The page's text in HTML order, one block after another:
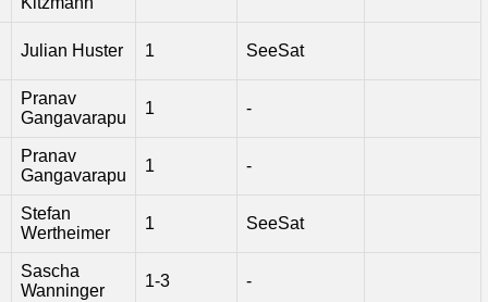
Julian Huster 1 SeeSat
Pranav
Gangavarapu
1 -
Pranav
Gangavarapu
1 -
Stefan
Wertheimer
1 SeeSat
Sascha
Wanninger
1-3 -